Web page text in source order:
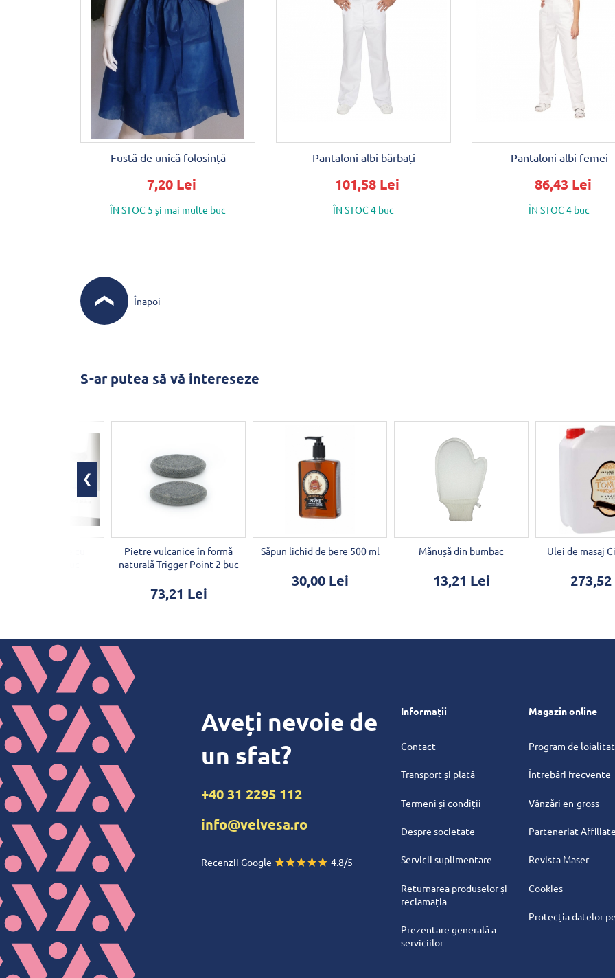
Fustă de unică folosință
7,20 Lei
ÎN STOC 5 și mai multe buc
Pantaloni albi bărbați
101,58 Lei
ÎN STOC 4 buc
Pantaloni albi femei
86,43 Lei
ÎN STOC 4 buc
Înapoi
S-ar putea să vă intereseze
Pietre vulcanice în formă
naturală Trigger Point 2 buc
73,21 Lei
Săpun lichid de bere 500 ml
30,00 Lei
Mănușă din bumbac
13,21 Lei
Ulei de masaj
Aveți nevoie de
un sfat?
+40 31 2295 112
info@velvesa.ro
Recenzii Google 4.8/5
Informații
Contact
Transport și plată
Termeni și condiții
Despre societate
Servicii suplimentare
Returnarea produselor și
reclamația
Prezentare generală a
serviciilor
Magazin online
Program de
Întrebări frecvente
Vânzări en-gross
Parteneriat
Revista Maser
Cookies
Protecția datelor